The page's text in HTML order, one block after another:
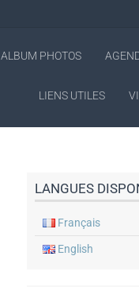
ALBUM PHOTOS
LIENS UTILES
LANGUES
Français
English